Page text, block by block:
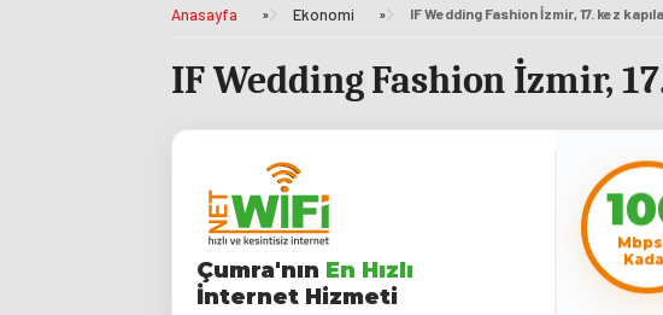
Anasayfa » Ekonomi » IF Wedding Fashion İzmir, 17. kez
IF Wedding Fashion İzmir,
Çumra'nın En Hızlı
İnternet Hizmeti